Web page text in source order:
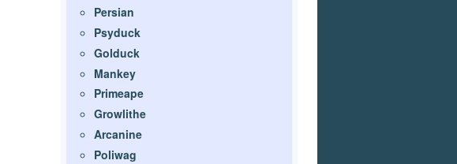
Persian
Psyduck
Golduck
Mankey
Primeape
Growlithe
Arcanine
Poliwag